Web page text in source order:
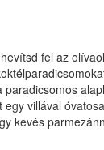
fel az
villával
kevés